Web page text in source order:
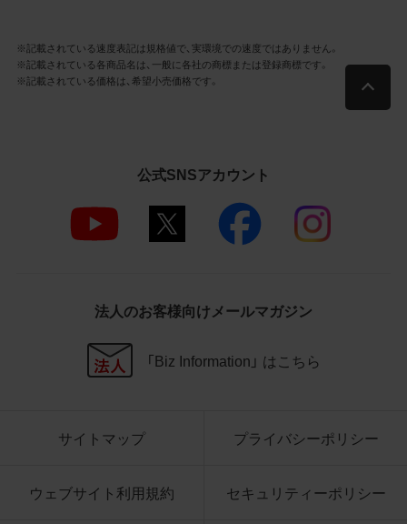
データ利用規約の記載事項は予告なく変更
されることがあります。各データをダウン
商品写真データ利用規約
お客様は、商品写真データに関する著作権
等の一切の権利が当社に帰属することに同
2.利用許諾
当社商品の販売活動（中古による販売の場
合を除く）に関する広告宣伝又は当社商品
ます。当社からの個別の同意を得た場合を
データを利用することはできません。
※記載されている速度表記は規格値で、実環境での速度ではありません。
※記載されている各商品名は、一般に各社の商標または登録商標です。
※記載されている価格は、希望小売価格です。
公式SNSアカウント
法人のお客様向けメールマガジン
「Biz Information」 はこちら
サイトマップ プライバシーポリシー
ウェブサイト利用規約 セキュリティーポリシー